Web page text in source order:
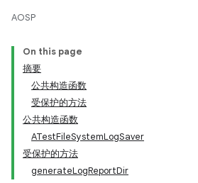
AOSP
On this page
摘要
公共构造函数
受保护的方法
公共构造函数
ATestFileSystemLogSaver
受保护的方法
generateLogReportDir